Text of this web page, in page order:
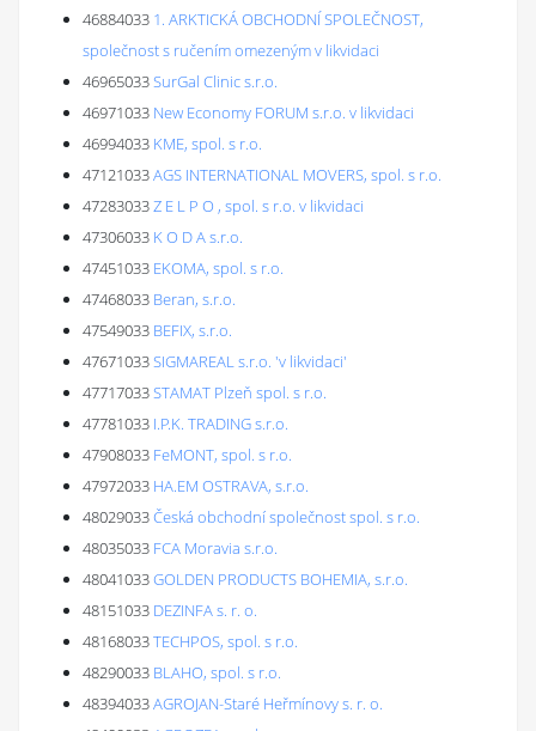
46884033 1. ARKTICKÁ OBCHODNÍ SPOLEČNOST,
společnost s ručením omezeným v likvidaci
46965033SurGal Clinic s.r.o.
46971033 New Economy FORUM s.r.o. v likvidaci
46994033 KME, spol. s r.o.
47121033AGS INTERNATIONAL MOVERS, spol. s r.o.
47283033Z E L P O , spol. s r.o. v likvidaci
47306033 K O D A s.r.o.
47451033 EKOMA, spol. s r.o.
47468033 Beran, s.r.o.
47549033 BEFIX, s.r.o.
47671033SIGMAREAL s.r.o. 'v likvidaci'
47717033STAMAT Plzeň spol. s r.o.
47781033 I.P.K. TRADING s.r.o.
47908033 FeMONT, spol. s r.o.
47972033 HA.EM OSTRAVA, s.r.o.
48029033Česká obchodní společnost spol. s r.o.
48035033 FCA Moravia s.r.o.
48041033GOLDEN PRODUCTS BOHEMIA, s.r.o.
48151033 DEZINFA s. r. o.
48168033TECHPOS, spol. s r.o.
48290033 BLAHO, spol. s r.o.
48394033AGROJAN-Staré Heřmínovy s. r. o.